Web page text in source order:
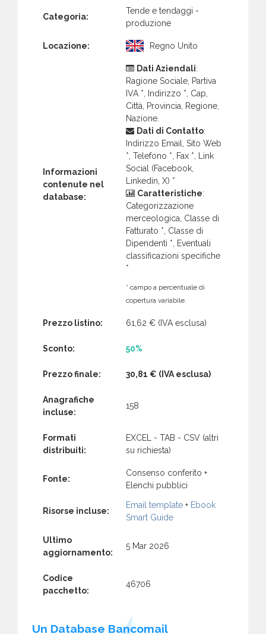
Categoria:
Tende e tendaggi -
produzione
Locazione: Regno Unito
Informazioni
contenute nel
database:
Dati Aziendali:
Ragione Sociale, Partiva
IVA *, Indirizzo *, Cap,
Città, Provincia, Regione,
Nazione.
Dati di Contatto:
Indirizzo Email, Sito Web
*, Telefono *, Fax *, Link
Social (Facebook,
Linkedin, X) *
Caratteristiche:
Categorizzazione
merceologica, Classe di
Fatturato *, Classe di
Dipendenti *, Eventuali
classificazioni specifiche
*
* campo a percentuale di
copertura variabile.
Prezzo listino: 61,62 € (IVA esclusa)
Sconto: 50%
Prezzo finale: 30,81 € (IVA esclusa)
Anagrafiche
incluse:
158
Formati
distribuiti:
EXCEL - TAB - CSV (altri
su richiesta)
Fonte:
Consenso conferito +
Elenchi pubblici
Risorse incluse:
Email template + Ebook
Smart Guide
Ultimo
aggiornamento:
5 Mar 2026
Codice
pacchetto:
46706
Un Database Bancomail